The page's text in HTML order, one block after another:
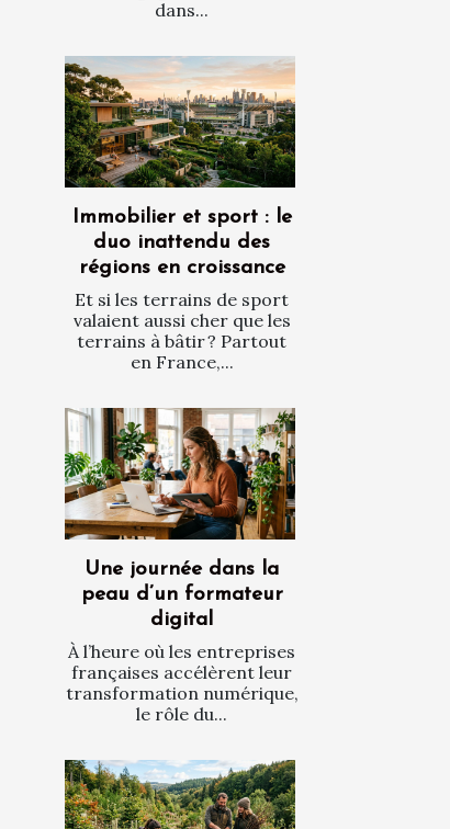
dans...
Immobilier et sport : le
duo inattendu des
régions en croissance
Et si les terrains de sport
valaient aussi cher que les
terrains à bâtir ? Partout
en France,...
Une journée dans la
peau d’un formateur
digital
À l’heure où les entreprises
françaises accélèrent leur
transformation numérique,
le rôle du...